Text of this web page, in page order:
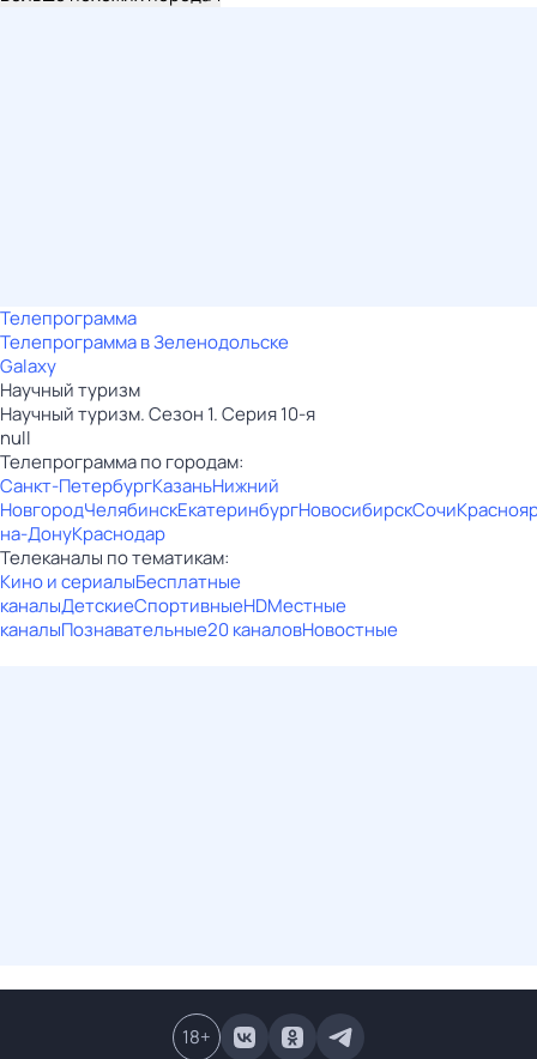
Телепрограмма
Телепрограмма в Зеленодольске
Galaxy
Научный туризм
Научный туризм. Сезон 1. Серия 10-я
null
Телепрограмма по городам:
Санкт-ПетербургКазаньНижний
НовгородЧелябинскЕкатеринбургНовосибирскСочи
на-ДонуКраснодар
Телеканалы по тематикам:
Кино и сериалыБесплатные
каналыДетскиеСпортивныеHDМестные
каналыПознавательные20 каналовНовостные
18+